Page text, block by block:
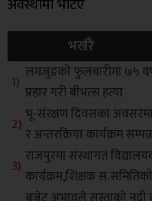
भर्खरै
लमजुङको फुलबारीमा ७५
प्रहार गरी बीभत्स हत्या
भू-संरक्षण दिवसका
र अन्तरक्रिया कार्यक्रम सम्पन्न
राजपुरमा संस्थागत
कार्यक्रम,शिक्षक